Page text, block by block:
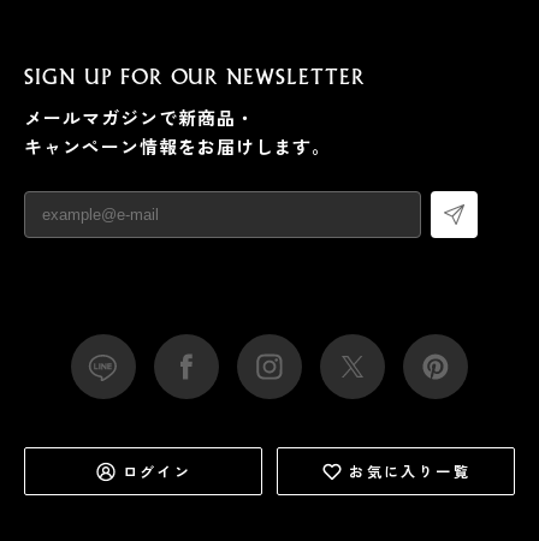
SIGN UP FOR OUR NEWSLETTER
メールマガジンで新商品・
キャンペーン情報をお届けします。
ログイン お気に入り一覧